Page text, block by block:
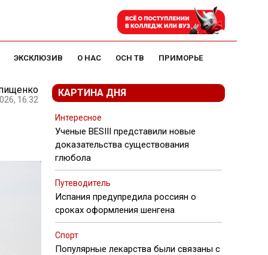
ЭКСКЛЮЗИВ О НАС ОСН ТВ ПРИМОРЬЕ
16:32
КАРТИНА ДНЯ
Интересное
Ученые BESIII представили новые
доказательства существования
глюбола
Путеводитель
Испания предупредила россиян о
сроках оформления шенгена
Спорт
Популярные лекарства были связаны с